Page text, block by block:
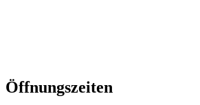
Öffnungszeiten